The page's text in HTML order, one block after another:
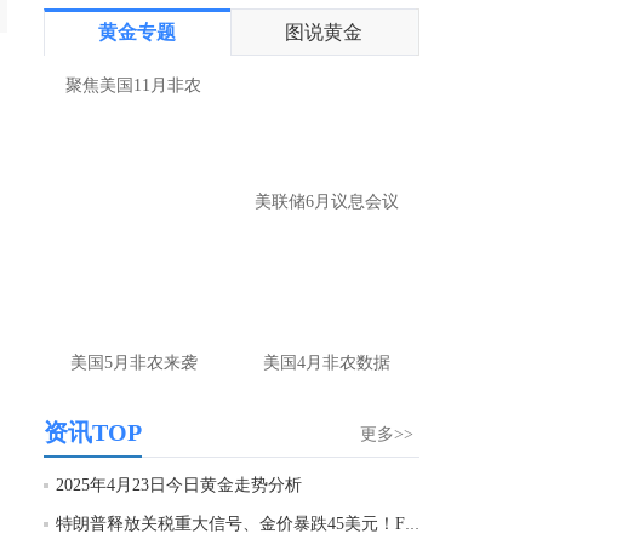
以多吗？
让大家第一时间获取最新策略和实时指
匿名网友-中金在线手机网：
黄金多，看到什
徐文婷：
时指导， 关注老师财经号主页：
http://mp.cnfol.com/user/58676
匿名网友-中金在线手机网：止损多少 老师
黄金专题 图说黄金
聚焦美国11月非农
美联储6月议息会议
美国5月非农来袭 美国4月非农数据
更多>>
资讯TOP
2025年4月23日今日黄金走势分析​
特朗普释放关税重大信号、金价暴跌45美元！FXSt...